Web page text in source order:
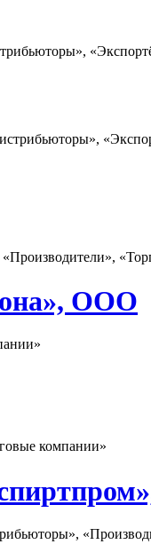
ООО
компании»